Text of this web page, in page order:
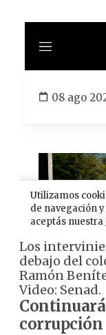
Los
debajo del
Ramón
Video: Senad.
corrupción